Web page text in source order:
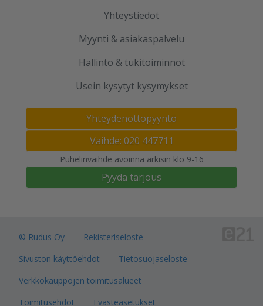
Yhteystiedot
Myynti & asiakaspalvelu
Hallinto & tukitoiminnot
Usein kysytyt kysymykset
Yhteydenottopyyntö
Vaihde: 020 447711
Puhelinvaihde avoinna arkisin klo 9-16
Pyydä tarjous
© Rudus Oy
Rekisteriseloste
Sivuston käyttöehdot
Tietosuojaseloste
Verkkokauppojen toimitusalueet
Toimitusehdot
Evästeasetukset